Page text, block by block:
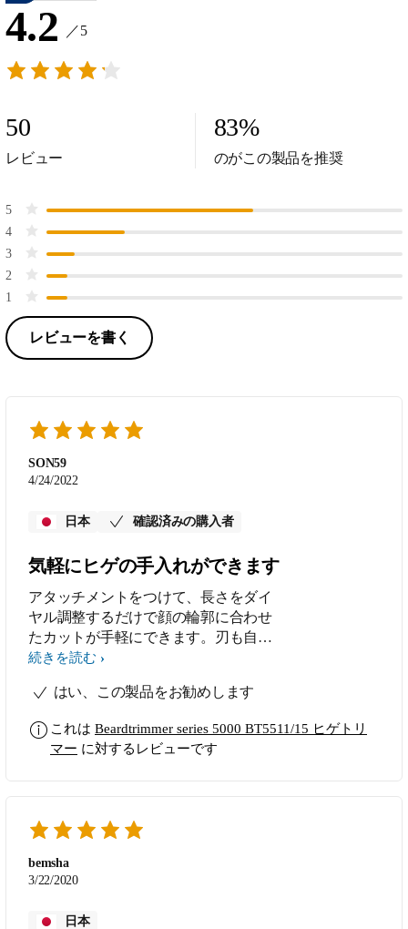
4.2 ／5
50
レビュー
83%
のがこの製品を推奨
5
4
3
2
1
レビューを書く
SON59
4/24/2022
日本 確認済みの購入者
気軽にヒゲの手入れができます
アタッチメントをつけて、長さをダイ
ヤル調整するだけで顔の輪郭に合わせ
たカットが手軽にできます。刃も自動
研磨してくれるので本当に手間要らず
続きを読む
はい、この製品をお勧めします
これは Beardtrimmer series 5000 BT5511/15 ヒゲトリ
マー に対するレビューです
bemsha
3/22/2020
日本